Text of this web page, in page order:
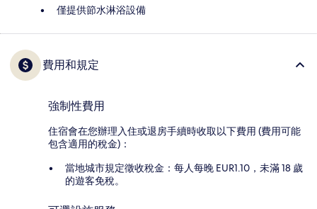
僅提供節水淋浴設備
費用和規定
強制性費用
住宿會在您辦理入住或退房手續時收取以下費用 (費用可能
包含適用的稅金)：
當地城市規定徵收稅金：每人每晚 EUR1.10，未滿 18 歲
的遊客免稅。